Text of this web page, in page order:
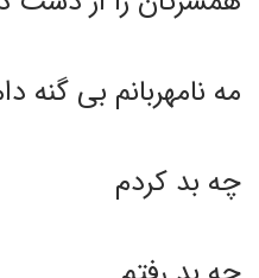
مه نامهربانم بی گنه
چه بد کردم